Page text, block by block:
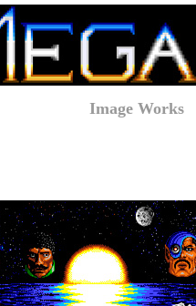
Image Works